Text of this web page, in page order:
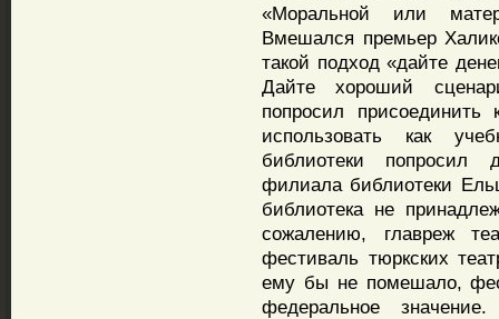
«Моральной или
Вмешался премьер
такой подход «дайте
Дайте хороший
попросил
использовать как
библиотеки попросил
филиала библиотеки
библиотека не
сожалению, главреж
фестиваль тюркских
ему бы не помешало,
федеральное